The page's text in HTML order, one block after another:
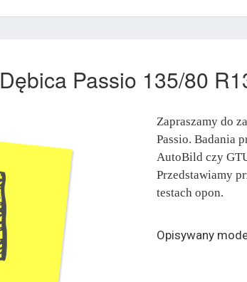
Dębica Passio 135/80
Zapraszamy do
Passio. Badania
AutoBild czy
Przedstawiamy
testach opon.
Opisywany